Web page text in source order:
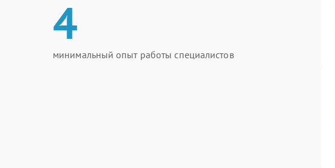
4
минимальный опыт работы специалистов